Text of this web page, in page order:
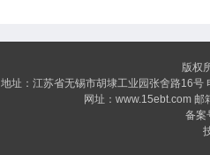
版权
地址：江苏省无锡市胡埭工业园张舍路16
网址：www.15ebt.com
备案